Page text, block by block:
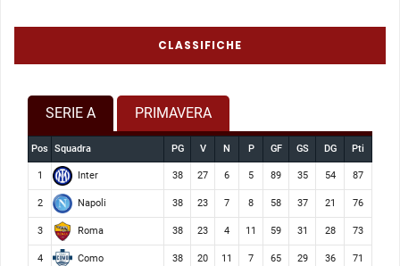
CLASSIFICHE
SERIE A PRIMAVERA
Pos Squadra PG V N P GF GS DG Pti
1 Inter 38 27 6 5 89 35 54 87
2 Napoli 38 23 7 8 58 37 21 76
3 Roma 38 23 4 11 59 31 28 73
4 Como 38 20 11 7 65 29 36 71